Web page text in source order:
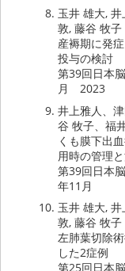
玉井 雄大,
敦, 藤谷 牧子
産褥期に発
投与の検討
第39回日本
月 2023
井上雅人、
谷 牧子、福
くも膜下出
用時の管理
第39回日本
年11月
玉井 雄大,
敦, 藤谷 牧子
左肺葉切除
した2症例
第25回日本